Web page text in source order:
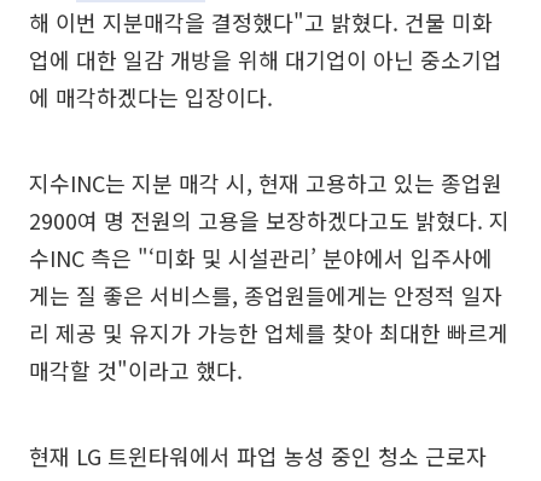
해 이번 지분매각을 결정했다"고 밝혔다. 건물 미화
업에 대한 일감 개방을 위해 대기업이 아닌 중소기업
에 매각하겠다는 입장이다.
지수INC는 지분 매각 시, 현재 고용하고 있는 종업원
2900여 명 전원의 고용을 보장하겠다고도 밝혔다. 지
수INC 측은 "‘미화 및 시설관리’ 분야에서 입주사에
게는 질 좋은 서비스를, 종업원들에게는 안정적 일자
리 제공 및 유지가 가능한 업체를 찾아 최대한 빠르게
매각할 것"이라고 했다.
현재 LG 트윈타워에서 파업 농성 중인 청소 근로자